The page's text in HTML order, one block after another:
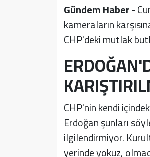
Gündem Haber -
kameraların
CHP'deki mutlak
CHP'nin kendi
Erdoğan şunları
ilgilendirmiyor.
yerinde yokuz,